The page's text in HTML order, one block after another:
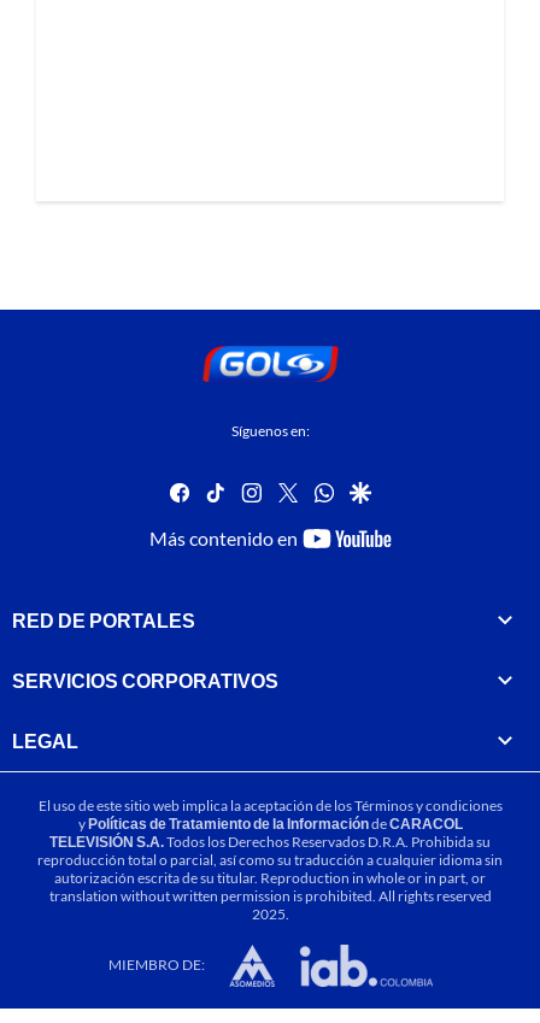
Síguenos en:
facebook
tiktok instagram
twitterwhatsapp
google
Más contenido en
youtube-
RED DE PORTALES
SERVICIOS CORPORATIVOS
LEGAL
El uso de este sitio web implica la aceptación de losTérminos y condiciones
yPolíticas de Tratamiento de la InformacióndeCARACOL
TELEVISIÓN S.A.Todos los Derechos Reservados D.R.A. Prohibida su
reproducción total o parcial, así como su traducción a cualquier idioma sin
autorización escrita de su titular. Reproduction in whole or in part, or
translation without written permission is prohibited. All rights reserved
2025.
MIEMBRO DE: